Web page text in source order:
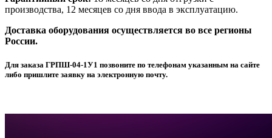
производства, 12 месяцев со дня ввода в эксплуатацию.
Доставка оборудования осуществляется во все регионы
России.
Для заказа ГРПШ-04-1У1 позвоните по телефонам указанным на сайте
либо пришлите заявку на электронную почту.